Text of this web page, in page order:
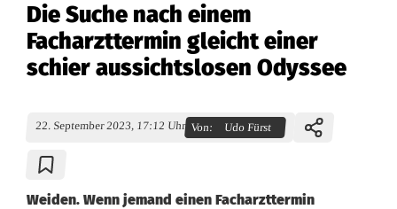
Die Suche nach einem
Facharzttermin gleicht einer
schier aussichtslosen Odyssee
22. September 2023, 17:12 Uhr Von: Udo Fürst
Weiden. Wenn jemand einen Facharzttermin